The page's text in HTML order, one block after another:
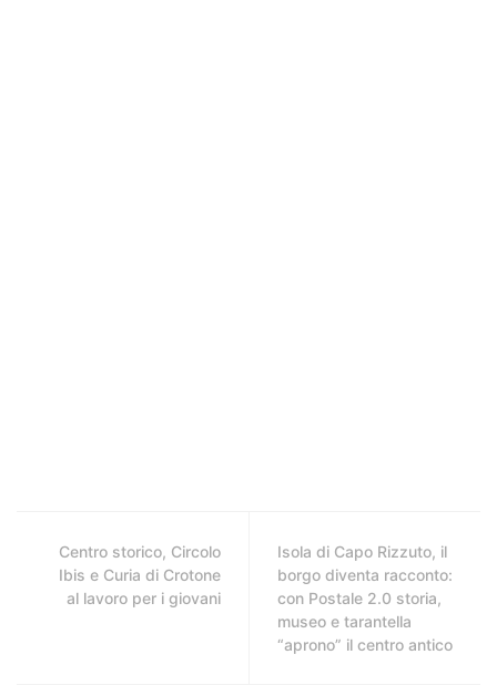
Centro storico, Circolo
Ibis e Curia di Crotone
al lavoro per i giovani
Isola di Capo Rizzuto, il
borgo diventa racconto:
con Postale 2.0 storia,
museo e tarantella
“aprono” il centro antico